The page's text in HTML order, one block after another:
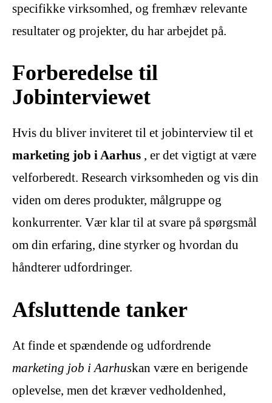
specifikke virksomhed, og fremhæv relevante
resultater og projekter, du har arbejdet på.
Forberedelse til
Jobinterviewet
Hvis du bliver inviteret til et jobinterview til et
marketing job i Aarhus , er det vigtigt at være
velforberedt. Research virksomheden og vis din
viden om deres produkter, målgruppe og
konkurrenter. Vær klar til at svare på spørgsmål
om din erfaring, dine styrker og hvordan du
håndterer udfordringer.
Afsluttende tanker
At finde et spændende og udfordrende
marketing job i Aarhuskan være en berigende
oplevelse, men det kræver vedholdenhed,